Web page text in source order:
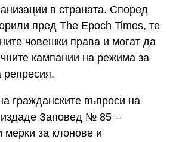
в страната. Според
пред The Epoch Times, те
човешки права и могат да
кампании на режима за
репресия.
гражданските въпроси на
издаде Заповед № 85 –
мерки за клонове и